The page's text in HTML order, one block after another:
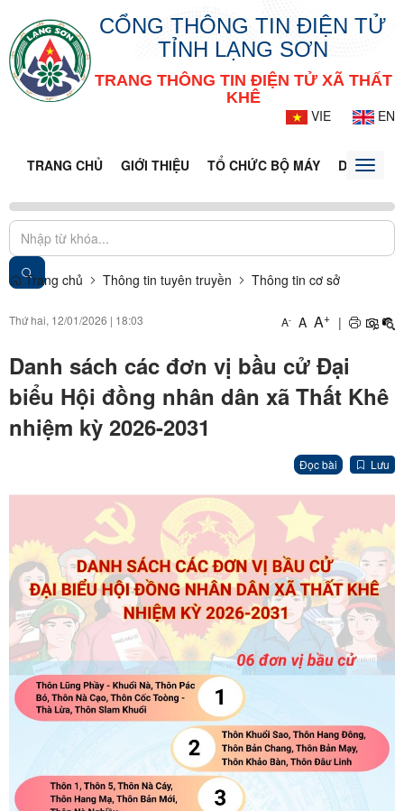
CỔNG THÔNG TIN ĐIỆN TỬ
TỈNH LẠNG SƠN
TRANG THÔNG TIN ĐIỆN TỬ XÃ THẤT
KHÊ
VIE
EN
TRANG CHỦ GIỚI THIỆU TỔ CHỨC BỘ MÁY DOANH
Toggle
Trang chủ Thông tin tuyên truyền Thông tin cơ sở
Thứ hai, 12/01/2026 | 18:03 A- A A+ |
Danh sách các đơn vị bầu cử Đại
biểu Hội đồng nhân dân xã Thất Khê
nhiệm kỳ 2026-2031
Đọc bài Lưu